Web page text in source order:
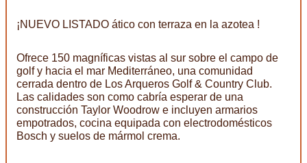
¡NUEVO LISTADO ático con terraza en la azotea !
Ofrece 150 magníficas vistas al sur sobre el campo de
golf y hacia el mar Mediterráneo, una comunidad
cerrada dentro de Los Arqueros Golf & Country Club.
Las calidades son como cabría esperar de una
construcción Taylor Woodrow e incluyen armarios
empotrados, cocina equipada con electrodomésticos
Bosch y suelos de mármol crema.